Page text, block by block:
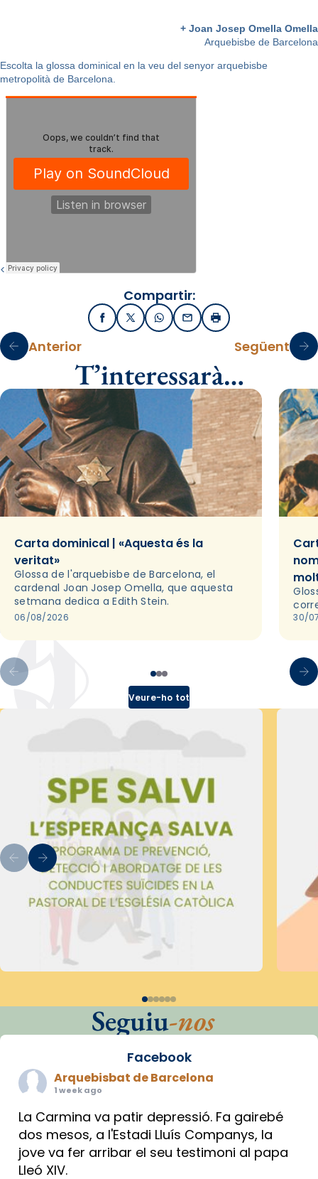
+ Joan Josep Omella Omella
Arquebisbe de Barcelona
Escolta la glossa dominical en la veu del senyor arquebisbe
metropolità de Barcelona.
<
Compartir:
FacebookX / TwitterWhatsApp
EmailImprimir
Anterior Següent
T’interessarà…
Carta dominical | «Aquesta és la
veritat»
Glossa de l'arquebisbe de Barcelona, el
cardenal Joan Josep Omella, que aquesta
setmana dedica a Edith Stein.
06/08/2026 30/
Veure-ho tot
Seguiu-nos
Facebook
Arquebisbat de Barcelona
1 week ago
La Carmina va patir depressió. Fa gairebé
dos mesos, a l'Estadi Lluís Companys, la
jove va fer arribar el seu testimoni al papa
Lleó XIV.